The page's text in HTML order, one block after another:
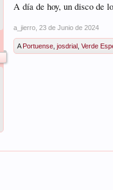
A día de hoy, un disco de
a_jierro 23 de Junio de 2024
APortuense ,josdrial ,Verde